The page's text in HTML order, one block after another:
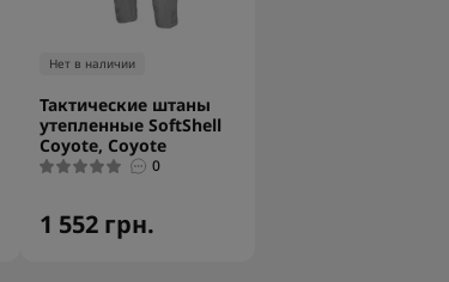
Нет в наличии
Тактические штаны
утепленные SoftShell
Coyote, Coyote
0
1 552 грн.